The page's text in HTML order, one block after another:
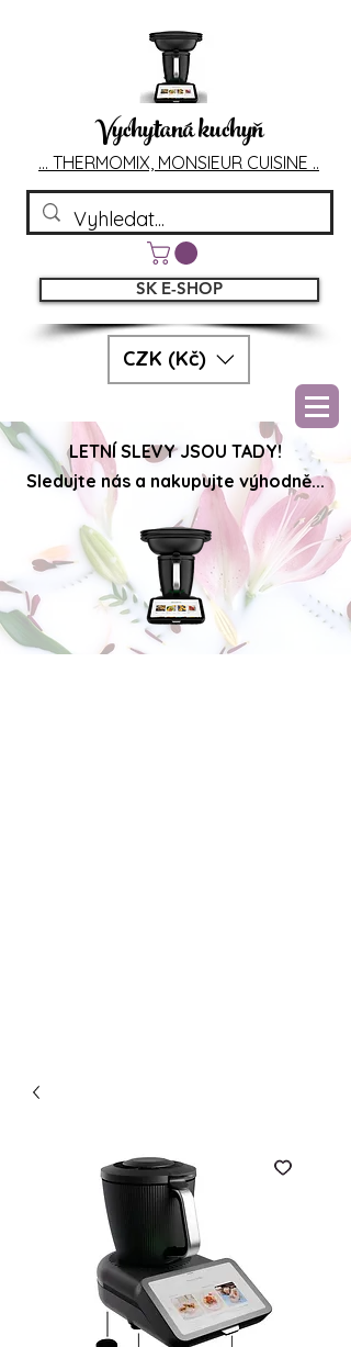
Vychytaná kuchyň
... THERMOMIX, MONSIEUR CUISINE ..
CZK (Kč)
SK E-SHOP
LETNÍ SLEVY JSOU TADY!
Sledujte nás a nakupujte výhodně...